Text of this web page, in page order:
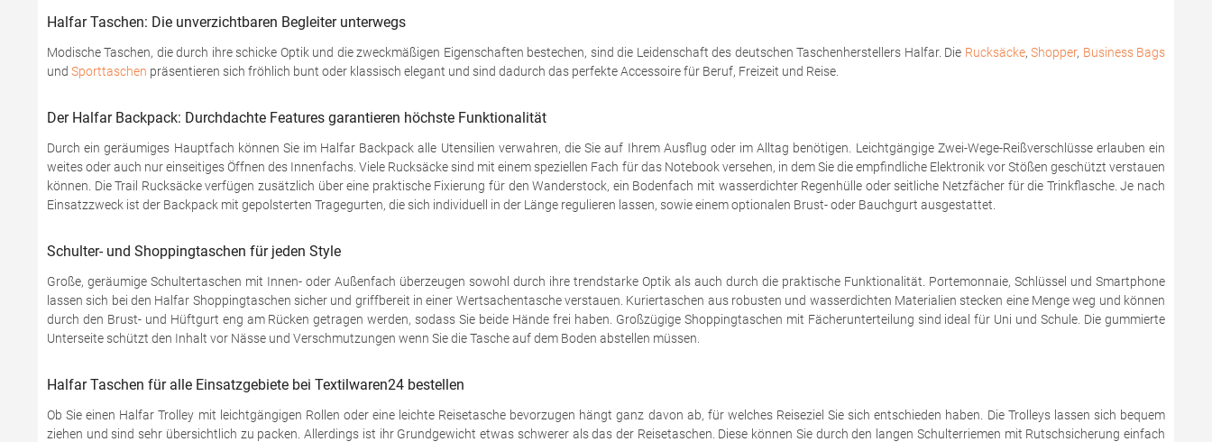
Halfar Taschen: Die unverzichtbaren Begleiter unterwegs
Modische Taschen, die durch ihre schicke Optik und die zweckmäßigen Eigenschaften bestechen, sind die Leidenschaft des deutschen Taschenherstellers Halfar. Die Rucksäcke,Shopper, Business Bags
und Sporttaschen präsentieren sich fröhlich bunt oder klassisch elegant und sind dadurch das perfekte Accessoire für Beruf, Freizeit und Reise.
Der Halfar Backpack: Durchdachte Features garantieren höchste Funktionalität
Durch ein geräumiges Hauptfach können Sie im Halfar Backpack alle Utensilien verwahren, die Sie auf Ihrem Ausflug oder im Alltag benötigen. Leichtgängige Zwei-Wege-Reißverschlüsse erlauben ein
weites oder auch nur einseitiges Öffnen des Innenfachs. Viele Rucksäcke sind mit einem speziellen Fach für das Notebook versehen, in dem Sie die empfindliche Elektronik vor Stößen geschützt verstauen
können. Die Trail Rucksäcke verfügen zusätzlich über eine praktische Fixierung für den Wanderstock, ein Bodenfach mit wasserdichter Regenhülle oder seitliche Netzfächer für die Trinkflasche. Je nach
Einsatzzweck ist der Backpack mit gepolsterten Tragegurten, die sich individuell in der Länge regulieren lassen, sowie einem optionalen Brust- oder Bauchgurt ausgestattet.
Schulter- und Shoppingtaschen für jeden Style
Große, geräumige Schultertaschen mit Innen- oder Außenfach überzeugen sowohl durch ihre trendstarke Optik als auch durch die praktische Funktionalität. Portemonnaie, Schlüssel und Smartphone
lassen sich bei den Halfar Shoppingtaschen sicher und griffbereit in einer Wertsachentasche verstauen. Kuriertaschen aus robusten und wasserdichten Materialien stecken eine Menge weg und können
durch den Brust- und Hüftgurt eng am Rücken getragen werden, sodass Sie beide Hände frei haben. Großzügige Shoppingtaschen mit Fächerunterteilung sind ideal für Uni und Schule. Die gummierte
Unterseite schützt den Inhalt vor Nässe und Verschmutzungen wenn Sie die Tasche auf dem Boden abstellen müssen.
Halfar Taschen für alle Einsatzgebiete bei Textilwaren24 bestellen
Ob Sie einen Halfar Trolley mit leichtgängigen Rollen oder eine leichte Reisetasche bevorzugen hängt ganz davon ab, für welches Reiseziel Sie sich entschieden haben. Die Trolleys lassen sich bequem
ziehen und sind sehr übersichtlich zu packen. Allerdings ist ihr Grundgewicht etwas schwerer als das der Reisetaschen. Diese können Sie durch den langen Schulterriemen mit Rutschsicherung einfach